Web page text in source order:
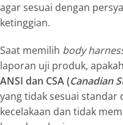
agar sesuai dengan
ketinggian.
Saat memilih body
laporan uji produk,
ANSI dan CSA (Canadian
yang tidak sesuai
kecelakaan dan tidak